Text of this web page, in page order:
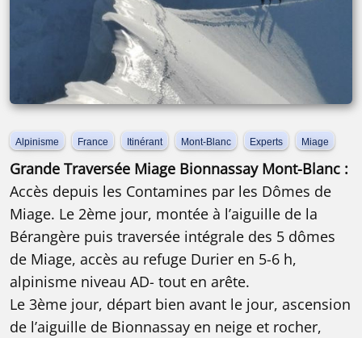
Alpinisme France Itinérant Mont-Blanc Experts Miage
Grande Traversée Miage Bionnassay Mont-Blanc :
Accès depuis les Contamines par les Dômes de
Miage. Le 2ème jour, montée à l’aiguille de la
Bérangère puis traversée intégrale des 5 dômes
de Miage, accès au refuge Durier en 5-6 h,
alpinisme niveau AD- tout en arête.
Le 3ème jour, départ bien avant le jour, ascension
de l’aiguille de Bionnassay en neige et rocher,